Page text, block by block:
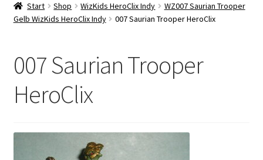
Shop
Start Shop WizKids HeroClix Indy
WZ007 Saurian Trooper
Gelb WizKids HeroClix Indy
007 Saurian Trooper HeroClix
007 Saurian Trooper
HeroClix